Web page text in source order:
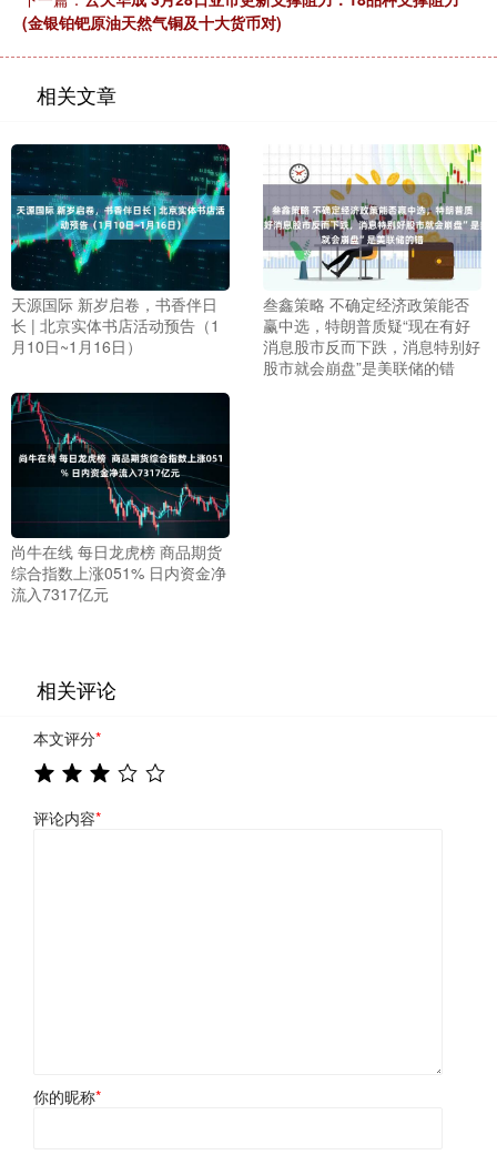
(金银铂钯原油天然气铜及十大货币对)
相关文章
天源国际 新岁启卷，书香伴日
长 | 北京实体书店活动预告（1
月10日~1月16日）
叁鑫策略 不确定经济政策能否
赢中选，特朗普质疑“现在有好
消息股市反而下跌，消息特别好
股市就会崩盘”是美联储的错
尚牛在线 每日龙虎榜 商品期货
综合指数上涨051% 日内资金净
流入7317亿元
相关评论
本文评分*
评论内容*
你的昵称*